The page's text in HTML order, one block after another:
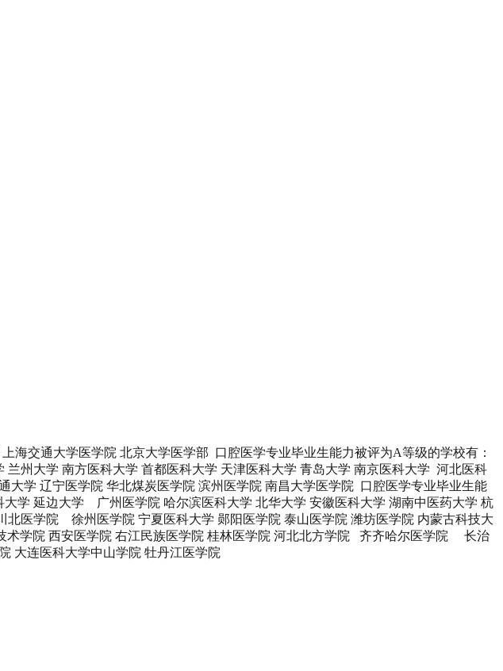
交通大学医学院 北京大学医学部 口腔医学专业毕业生能力被评为A等级的学校有：
州大学 南方医科大学 首都医科大学 天津医科大学 青岛大学 南京医科大学 河北医科
学 辽宁医学院 华北煤炭医学院 滨州医学院 南昌大学医学院 口腔医学专业毕业生能
学 延边大学 广州医学院 哈尔滨医科大学 北华大学 安徽医科大学 湖南中医药大学 杭
医学院 徐州医学院 宁夏医科大学 郧阳医学院 泰山医学院 潍坊医学院 内蒙古科技大
术学院 西安医学院 右江民族医学院 桂林医学院 河北北方学院 齐齐哈尔医学院 长治
大连医科大学中山学院 牡丹江医学院